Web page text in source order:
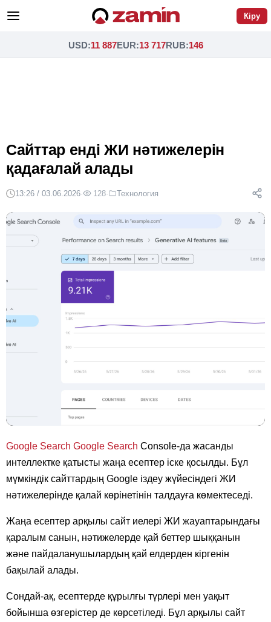
Кіру
USD:11 887EUR:13 717RUB:146
Сайттар енді ЖИ нәтижелерін
қадағалай алады
13:26 / 03.06.2026· 128· Технология
Google Search Google Search Console-да жасанды
интеллектке қатысты жаңа есептер іске қосылды. Бұл
мүмкіндік сайттардың Google іздеу жүйесіндегі ЖИ
нәтижелерінде қалай көрінетінін талдауға көмектеседі.
Жаңа есептер арқылы сайт иелері ЖИ жауаптарындағы
қаралым санын, нәтижелерде қай беттер шыққанын
және пайдаланушылардың қай елдерден кіргенін
бақылай алады.
Сондай-ақ, есептерде құрылғы түрлері мен уақыт
бойынша өзгерістер де көрсетіледі. Бұл арқылы сайт